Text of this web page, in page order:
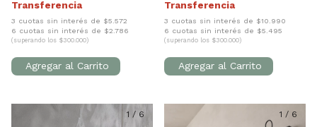
3 cuotas sin interés de $5.572
6 cuotas sin interés de $2.786
(superando los $300.000)
3 cuotas sin interés de $10.990
6 cuotas sin interés de $5.495
(superando los $300.000)
1 / 6 1 / 6